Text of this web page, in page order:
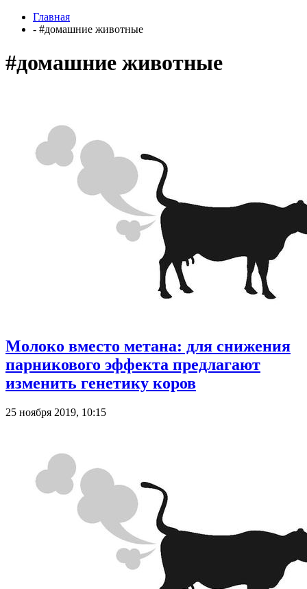
Главная
- #домашние животные
#домашние животные
Молоко вместо метана: для снижения
парникового эффекта предлагают
изменить генетику коров
25 ноября 2019, 10:15